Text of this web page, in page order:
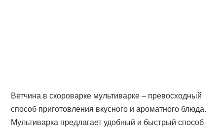
Ветчина в скороварке мультиварке – превосходный
способ приготовления вкусного и ароматного блюда.
Мультиварка предлагает удобный и быстрый способ